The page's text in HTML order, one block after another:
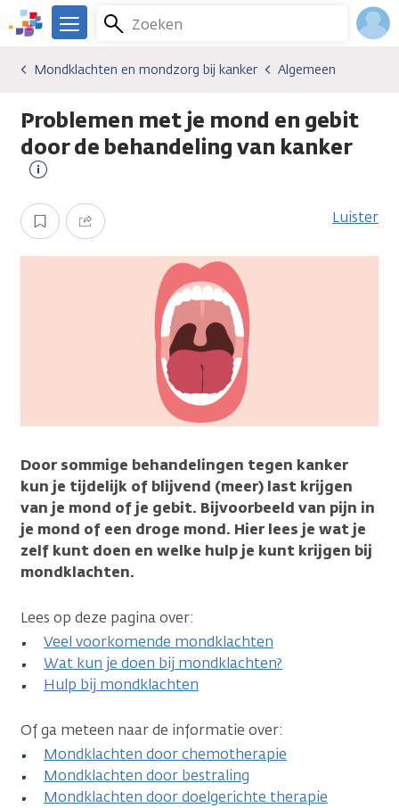
Overslaan
en
gaan
We
er
je.
Kanker.nl
Zoeken
Menu
Gevolgen van kanker
Mondklachten en mondzorg bij kanker
Algemeen
Mondklachten en mondzorg bij kanker Algemeen
Problemen met je mond en gebit
door de behandeling van kanker
informatie
Opslaan Delen Luister
Door sommige behandelingen tegen kanker
kun je tijdelijk of blijvend (meer) last krijgen
van je mond of je gebit. Bijvoorbeeld van pijn in
je mond of een droge mond. Hier lees je wat je
zelf kunt doen en welke hulp je kunt krijgen bij
mondklachten.
Lees op deze pagina over:
Veel voorkomende mondklachten
Wat kun je doen bij mondklachten?
Hulp bij mondklachten
Of ga meteen naar de informatie over:
Mondklachten door chemotherapie
Mondklachten door bestraling
Mondklachten door doelgerichte therapie